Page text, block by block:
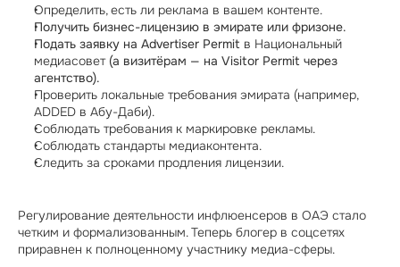
Определить, есть ли реклама в вашем контенте.
Получить бизнес-лицензию в эмирате или фризоне.
Подать заявку на Advertiser Permit в Национальный
медиасовет (а визитёрам — на Visitor Permit через
агентство).
Проверить локальные требования эмирата (например,
ADDED в Абу-Даби).
Соблюдать требования к маркировке рекламы.
Соблюдать стандарты медиаконтента.
Следить за сроками продления лицензии.
Регулирование деятельности инфлюенсеров в ОАЭ стало
четким и формализованным. Теперь блогер в соцсетях
приравнен к полноценному участнику медиа-сферы.